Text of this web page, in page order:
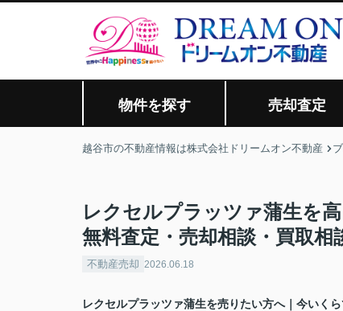
物件を探す 売却査定
越谷市の不動産情報は株式会社ドリームオン不動産
レクセルプラッツァ蒲生を
無料査定・売却相談・買取相
不動産売却 2026.06.18
レクセルプラッツァ蒲生を売りたい方へ｜今いく